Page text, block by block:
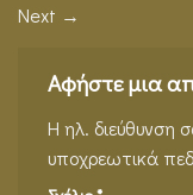
Next →
Αφήστε μια
Η ηλ. διεύθυνση
υποχρεωτικά